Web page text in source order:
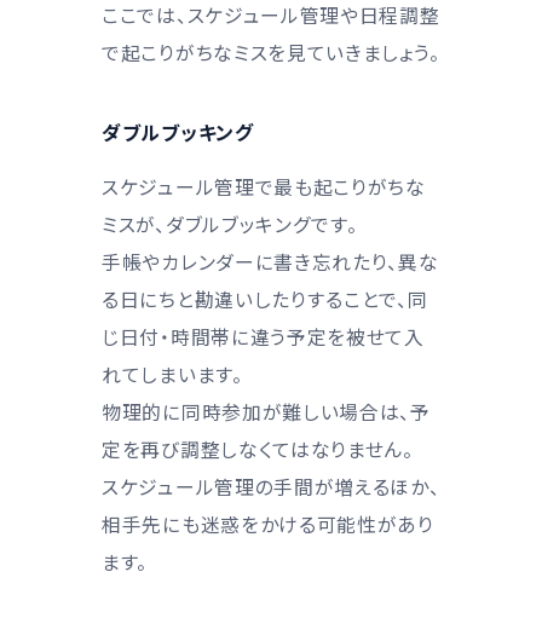
ここでは、スケジュール管理や日程調整
で起こりがちなミスを見ていきましょう。
ダブルブッキング
スケジュール管理で最も起こりがちな
ミスが、ダブルブッキングです。
手帳やカレンダーに書き忘れたり、異な
る日にちと勘違いしたりすることで、同
じ日付・時間帯に違う予定を被せて入
れてしまいます。
物理的に同時参加が難しい場合は、予
定を再び調整しなくてはなりません。
スケジュール管理の手間が増えるほか、
相手先にも迷惑をかける可能性があり
ます。